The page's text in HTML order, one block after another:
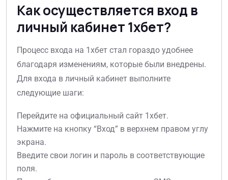
Как осуществляется вход в
личный кабинет 1хбет?
Процесс входа на 1хбет стал гораздо удобнее
благодаря изменениям, которые были внедрены.
Для входа в личный кабинет выполните
следующие шаги:
Перейдите на официальный сайт 1хбет.
Нажмите на кнопку “Вход” в верхнем правом углу
экрана.
Введите свои логин и пароль в соответствующие
поля.